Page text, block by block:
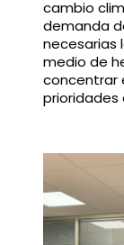
cambio
demanda
necesarias
medio de
concentrar
prioridades